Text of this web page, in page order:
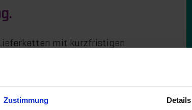
Zustimmung Details
mit kurzfristigen
Terminverzögerungen
Handelsunternehmen, zu einem
Um den immer schneller
zu werden,